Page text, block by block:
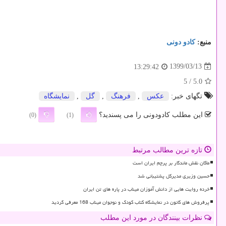
منبع:كادو دونی
1399/03/13
13:29:42
5.0
/ 5
تگهای خبر:
عكس , فرهنگ , گل , نمایشگاه
این مطلب کادودونی را می پسندید؟ (1)
(0)
تازه ترین مطالب مرتبط
ماکان نقش ماندگار بر پرچم ایران است
حسین وزیری مدیرکل پشتیبانی شد
خرده روایت هایی از دانش آموزان میناب در پاره های تن ایران
پرفروش های کانون در نمایشگاه کتاب کودک و نوجوان میناب 168 معرفی گردید
نظرات بینندگان در مورد این مطلب